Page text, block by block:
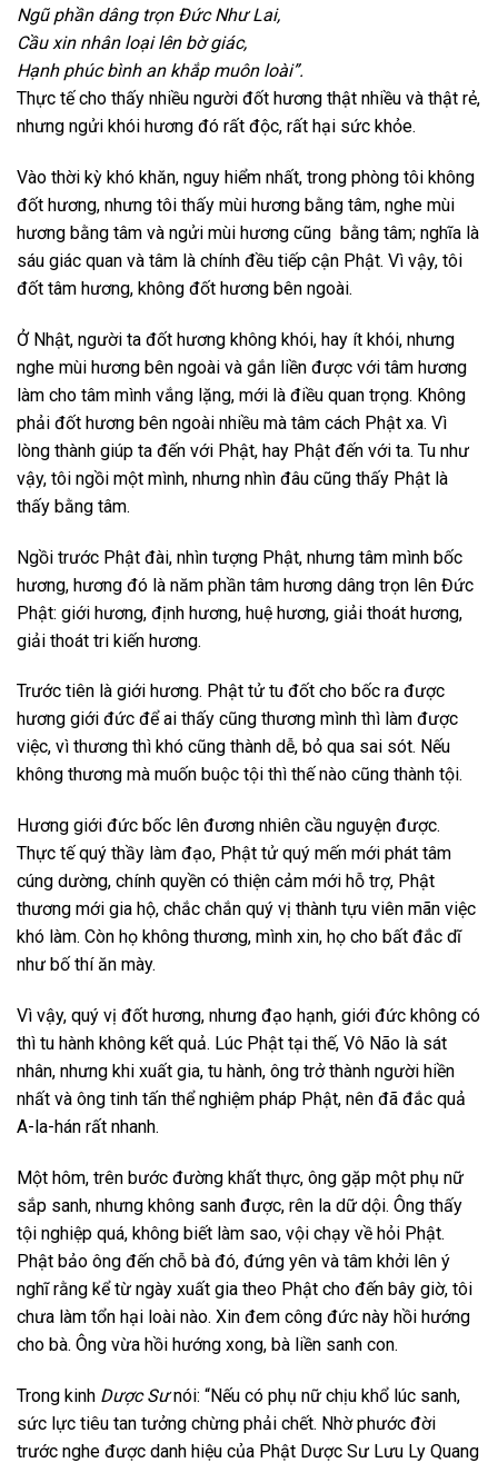
Ngũ phần dâng trọn Đức Như Lai,
Cầu xin nhân loại lên bờ giác,
Hạnh phúc bình an khắp muôn loài”.
Thực tế cho thấy nhiều người đốt hương thật nhiều và thật rẻ,
nhưng ngửi khói hương đó rất độc, rất hại sức khỏe.
Vào thời kỳ khó khăn, nguy hiểm nhất, trong phòng tôi không
đốt hương, nhưng tôi thấy mùi hương bằng tâm, nghe mùi
hương bằng tâm và ngửi mùi hương cũng bằng tâm; nghĩa là
sáu giác quan và tâm là chính đều tiếp cận Phật. Vì vậy, tôi
đốt tâm hương, không đốt hương bên ngoài.
Ở Nhật, người ta đốt hương không khói, hay ít khói, nhưng
nghe mùi hương bên ngoài và gắn liền được với tâm hương
làm cho tâm mình vắng lặng, mới là điều quan trọng. Không
phải đốt hương bên ngoài nhiều mà tâm cách Phật xa. Vì
lòng thành giúp ta đến với Phật, hay Phật đến với ta. Tu như
vậy, tôi ngồi một mình, nhưng nhìn đâu cũng thấy Phật là
thấy bằng tâm.
Ngồi trước Phật đài, nhìn tượng Phật, nhưng tâm mình bốc
hương, hương đó là năm phần tâm hương dâng trọn lên Đức
Phật: giới hương, định hương, huệ hương, giải thoát hương,
giải thoát tri kiến hương.
Trước tiên là giới hương. Phật tử tu đốt cho bốc ra được
hương giới đức để ai thấy cũng thương mình thì làm được
việc, vì thương thì khó cũng thành dễ, bỏ qua sai sót. Nếu
không thương mà muốn buộc tội thì thế nào cũng thành tội.
Hương giới đức bốc lên đương nhiên cầu nguyện được.
Thực tế quý thầy làm đạo, Phật tử quý mến mới phát tâm
cúng dường, chính quyền có thiện cảm mới hỗ trợ, Phật
thương mới gia hộ, chắc chắn quý vị thành tựu viên mãn việc
khó làm. Còn họ không thương, mình xin, họ cho bất đắc dĩ
như bố thí ăn mày.
Vì vậy, quý vị đốt hương, nhưng đạo hạnh, giới đức không có
thì tu hành không kết quả. Lúc Phật tại thế, Vô Não là sát
nhân, nhưng khi xuất gia, tu hành, ông trở thành người hiền
nhất và ông tinh tấn thể nghiệm pháp Phật, nên đã đắc quả
A-la-hán rất nhanh.
Một hôm, trên bước đường khất thực, ông gặp một phụ nữ
sắp sanh, nhưng không sanh được, rên la dữ dội. Ông thấy
tội nghiệp quá, không biết làm sao, vội chạy về hỏi Phật.
Phật bảo ông đến chỗ bà đó, đứng yên và tâm khởi lên ý
nghĩ rằng kể từ ngày xuất gia theo Phật cho đến bây giờ, tôi
chưa làm tổn hại loài nào. Xin đem công đức này hồi hướng
cho bà. Ông vừa hồi hướng xong, bà liền sanh con.
Trong kinh Dược Sưnói: “Nếu có phụ nữ chịu khổ lúc sanh,
sức lực tiêu tan tưởng chừng phải chết. Nhờ phước đời
trước nghe được danh hiệu của Phật Dược Sư Lưu Ly Quang